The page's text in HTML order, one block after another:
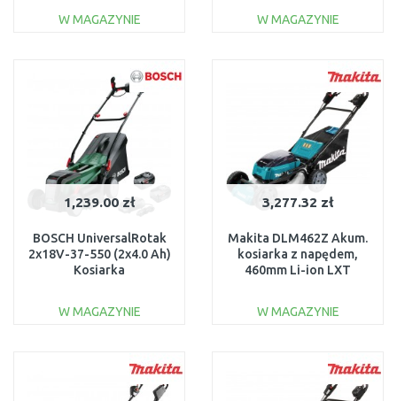
W MAGAZYNIE
Do porównania
W MAGAZYNIE
Do porównania
1,239.00 zł
BOSCH UniversalRotak
2x18V-37-550 (2x4.0 Ah)
Kosiarka
W MAGAZYNIE
Do porównania
3,277.32 zł
Makita DLM462Z Akum.
kosiarka z napędem,
460mm Li-ion LXT
W MAGAZYNIE
Do porównania